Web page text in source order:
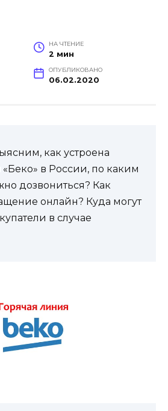
НА ЧТЕНИЕ
2 мин
ОПУБЛИКОВАНО
06.02.2020
как устроена
в России, по каким
дозвониться? Как
онлайн? Куда могут
в случае